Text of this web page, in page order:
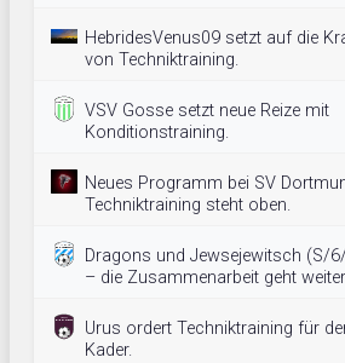
HebridesVenus09 setzt auf die
von Techniktraining.
VSV Gosse setzt neue Reize mit
Konditionstraining.
Neues Programm bei SV
Techniktraining steht oben.
Dragons und Jewsejewitsch (S/
– die Zusammenarbeit geht
Urus ordert Techniktraining für
Kader.